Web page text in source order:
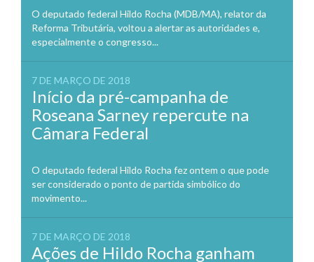
O deputado federal Hildo Rocha (MDB/MA), relator da
Reforma Tributária, voltou a alertar as autoridades e,
especialmente o congresso...
7 DE MARÇO DE 2018
Início da pré-campanha de
Roseana Sarney repercute na
Câmara Federal
O deputado federal Hildo Rocha fez ontem o que pode
ser considerado o ponto de partida simbólico do
movimento...
7 DE MARÇO DE 2018
Ações de Hildo Rocha ganham